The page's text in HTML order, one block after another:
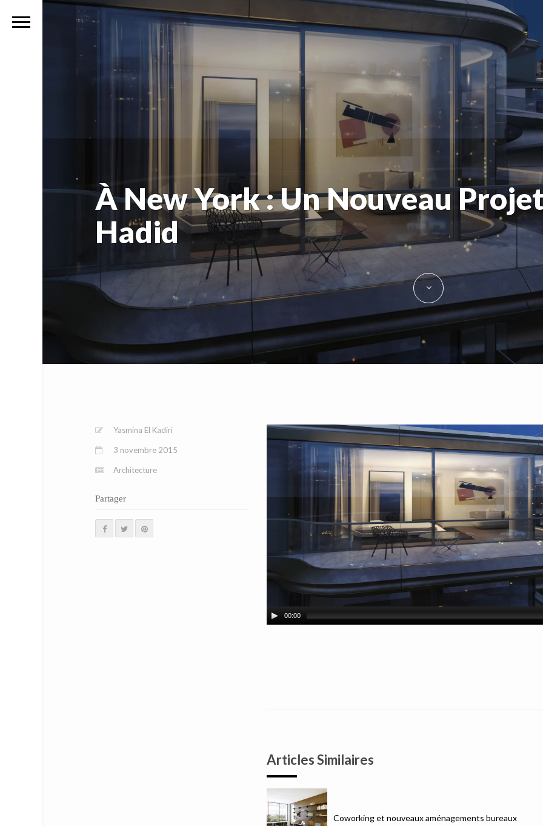
À New York : Un Nouveau
Hadid
Yasmina El Kadiri
3 novembre 2015
Architecture
Partager
00:00
Articles Similaires
Coworking et nouveaux aménagements bureaux